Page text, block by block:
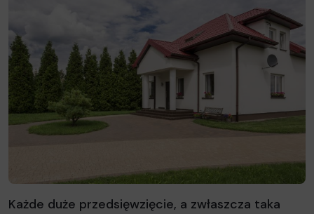
Każde duże przedsięwzięcie, a zwłaszcza taka